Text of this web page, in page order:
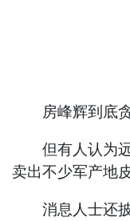
房峰辉到底贪
但有人认为远
卖出不少军产地
消息人士还披